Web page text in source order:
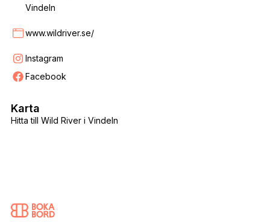
Vindeln
www.wildriver.se/
Instagram
Facebook
Hitta till Wild River i Vindeln
Karta